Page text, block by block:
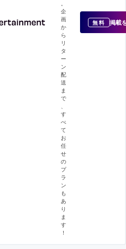
企
画
か
ら
リ
タ
ー
ン
配
送
ま
で
す
べ
て
お
任
せ
の
プ
ラ
ン
も
あ
り
ま
す
！
無料 掲載